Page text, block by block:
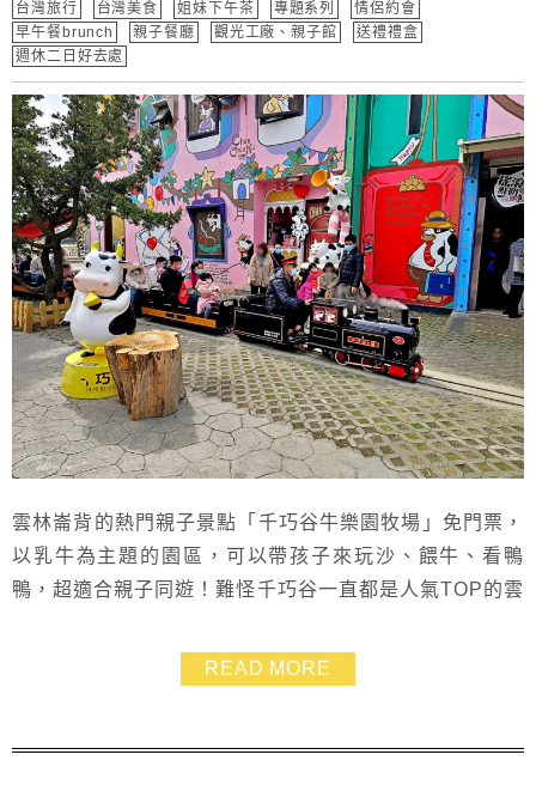
台灣旅行
台灣美食 姐妹下午茶 專題系列
情侶約會
早午餐brunch
親子餐廳 觀光工廠、親子館
送禮禮盒
週休二日好去處
雲林崙背的熱門親子景點「千巧谷牛樂園牧場」免門票，
以乳牛為主題的園區，可以帶孩子來玩沙、餵牛、看鴨
鴨，超適合親子同遊！難怪千巧谷一直都是人氣TOP的雲
彩繪屋，千巧谷內佔地寬廣，蒸氣小火車好吸睛，以及各
種快樂牛公仔等著大家來合照，逛累了就在豬舍改建的懷
實在是大滿足！也很推薦千巧谷的麵包甜點，尤其是...
READ MORE